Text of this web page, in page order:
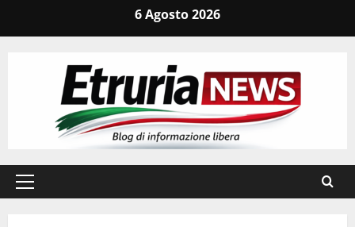
6 Agosto 2026
Menu